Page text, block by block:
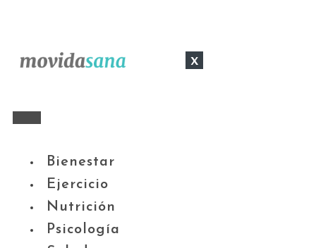
x
Bienestar
Ejercicio
Nutrición
Psicología